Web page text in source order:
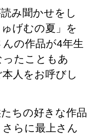
み聞かせをし
げむの夏」を
の作品が4年生
たこともあ
人をお呼びし
ちの好きな作品
らに最上さん